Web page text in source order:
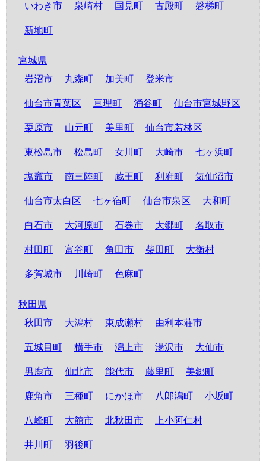
いわき市 泉崎村 国見町 古殿町 磐梯町
新地町
宮城県
岩沼市
丸森町 加美町 登米市
仙台市青葉区 亘理町 涌谷町 仙台市宮城野区
栗原市 山元町 美里町 仙台市若林区
東松島市 松島町 女川町 大崎市 七ヶ浜町
塩竈市 南三陸町 蔵王町 利府町 気仙沼市
仙台市太白区 七ヶ宿町 仙台市泉区 大和町
白石市 大河原町 石巻市 大郷町 名取市
村田町 富谷町 角田市 柴田町 大衡村
多賀城市 川崎町 色麻町
秋田県
秋田市
大潟村 東成瀬村 由利本荘市
五城目町 横手市 潟上市 湯沢市 大仙市
男鹿市 仙北市 能代市 藤里町 美郷町
鹿角市 三種町 にかほ市 八郎潟町 小坂町
八峰町 大館市 北秋田市 上小阿仁村
井川町 羽後町